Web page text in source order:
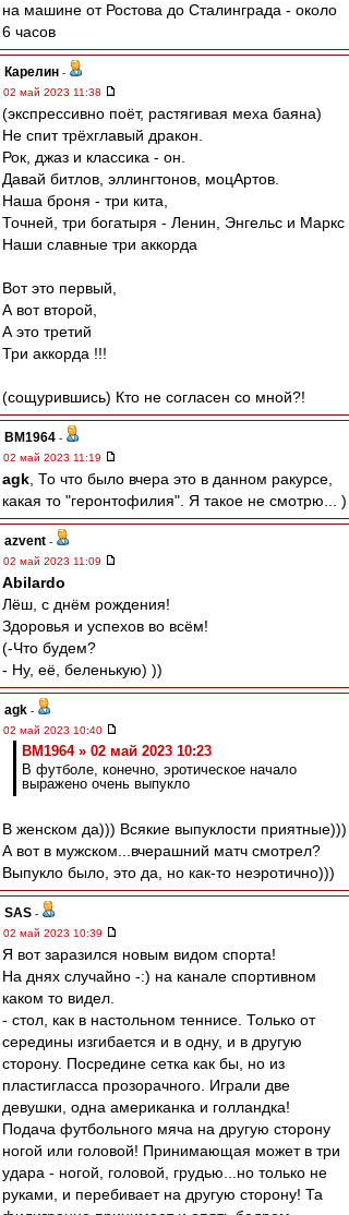
на машине от Ростова до Сталинграда - около
6 часов
Карелин -
02 май 2023 11:38
(экспрессивно поёт, растягивая меха баяна)
Не спит трёхглавый дракон.
Рок, джаз и классика - он.
Давай битлов, эллингтонов, моцАртов.
Наша броня - три кита,
Точней, три богатыря - Ленин, Энгельс и Маркс
Наши славные три аккорда
Вот это первый,
А вот второй,
А это третий
Три аккорда !!!
(сощурившись) Кто не согласен со мной?!
BM1964 -
02 май 2023 11:19
agk , То что было вчера это в данном ракурсе,
какая то "геронтофилия". Я такое не смотрю... )
azvent -
02 май 2023 11:09
Abilardo
Лёш, с днём рождения!
Здоровья и успехов во всём!
(-Что будем?
- Ну, её, беленькую) ))
agk -
02 май 2023 10:40
BM1964 » 02 май 2023 10:23
В футболе, конечно, эротическое начало
выражено очень выпукло
В женском да))) Всякие выпуклости приятные)))
А вот в мужском...вчерашний матч смотрел?
Выпукло было, это да, но как-то неэротично)))
SAS -
02 май 2023 10:39
Я вот заразился новым видом спорта!
На днях случайно -:) на канале спортивном
каком то видел.
- стол, как в настольном теннисе. Только от
середины изгибается и в одну, и в другую
сторону. Посредине сетка как бы, но из
пластигласса прозорачного. Играли две
девушки, одна американка и голландка!
Подача футбольного мяча на другую сторону
ногой или головой! Принимающая может в три
удара - ногой, головой, грудью...но только не
руками, и перебивает на другую сторону! Та